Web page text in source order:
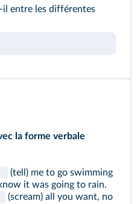
entre les différentes
la forme verbale
(tell) me to go swimming
it was going to rain.
(scream) all you want, no